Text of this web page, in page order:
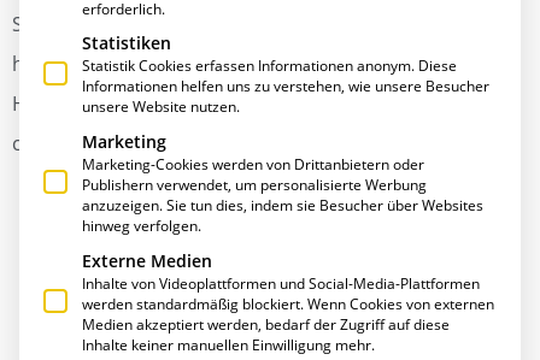
Since 2013, our managing director, Mr. Thomas Annies,
has been active as a freelance lecturer for DHBW (Duale
Hochschule Baden-Württemberg – Baden-Württemberg
co-operative state university).
Freelance lecturer at DHBW Mosbach 2014
Freelance lecturer at DHBW Mosbach 2013
erforderlich.
Statistiken
Statistik Cookies erfassen Informationen anonym. Diese
Informationen helfen uns zu verstehen, wie unsere Besucher
unsere Website nutzen.
Marketing
Marketing-Cookies werden von Drittanbietern oder
Publishern verwendet, um personalisierte Werbung
anzuzeigen. Sie tun dies, indem sie Besucher über Websites
hinweg verfolgen.
Externe Medien
Inhalte von Videoplattformen und Social-Media-Plattformen
werden standardmäßig blockiert. Wenn Cookies von externen
Medien akzeptiert werden, bedarf der Zugriff auf diese
Inhalte keiner manuellen Einwilligung mehr.